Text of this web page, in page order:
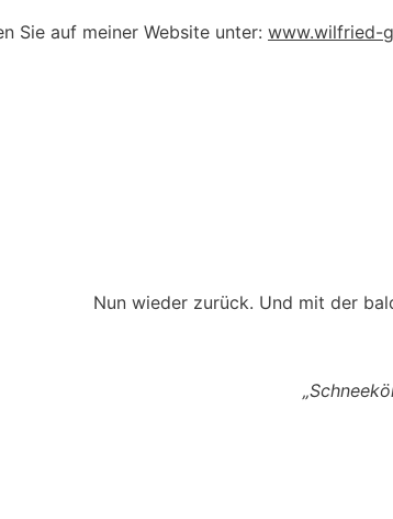
Sie auf meiner Website unter: www.wilfried-
Nun wieder zurück. Und mit der